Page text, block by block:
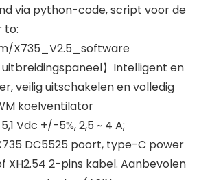
via python-code, script voor de
to:
X735_V2.5_software
uitbreidingspaneel】Intelligent en
veilig uitschakelen en volledig
koelventilator
Vdc +/-5%, 2,5 ~ 4 A;
DC5525 poort, type-C power
XH2.54 2-pins kabel. Aanbevolen